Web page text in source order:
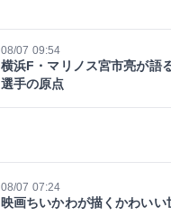
08/07 09:54
横浜F・マリノス宮市亮が語
選手の原点
08/07 07:24
映画ちいかわが描くかわい